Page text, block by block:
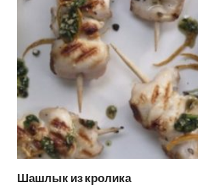
Шашлык из кролика